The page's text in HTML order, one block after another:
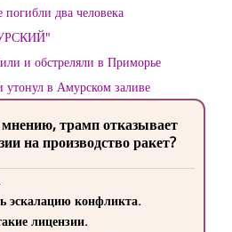
два человека
и обстреляли в Приморье
в Амурском заливе
трамп отказывает
на производство ракет?
эскалацию конфликта.
лицензии.